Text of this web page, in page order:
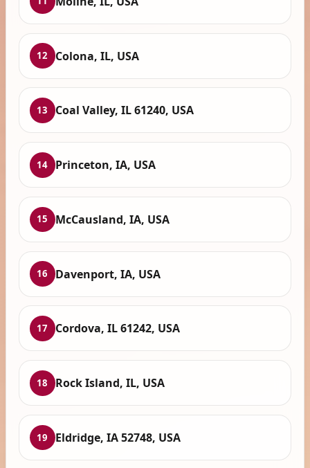
12 Colona, IL, USA
13 Coal Valley, IL 61240, USA
14 Princeton, IA, USA
15 McCausland, IA, USA
16 Davenport, IA, USA
17 Cordova, IL 61242, USA
18 Rock Island, IL, USA
19 Eldridge, IA 52748, USA